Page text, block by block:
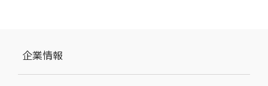
企業情報